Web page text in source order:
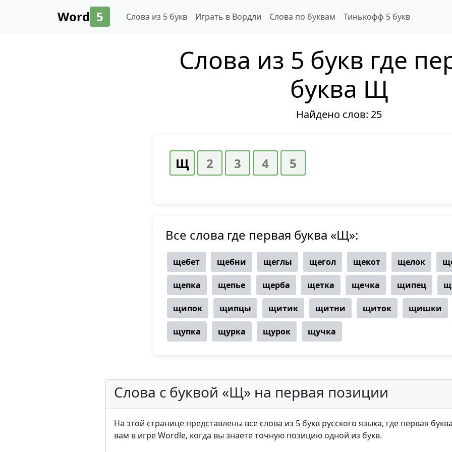
Word 5 Слова из 5 букв Играть в Вордли Слова по буквам Тинькофф 5 букв
Слова из 5 букв где
буква Щ
Найдено слов: 25
Все слова где первая буква «Щ»:
щебет щебни щеглы щегол щекот щелок
щепка щепье щерба щетка щечка щипец
щипок щипцы щитик щитни щиток щишки
щупка щурка щурок щучка
Слова с буквой «Щ» на первая позиции
На этой странице представлены все слова из 5 букв русского языка, где первая
вам в игре Wordle, когда вы знаете точную позицию одной из букв.